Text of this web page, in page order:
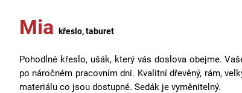
Mia křeslo, taburet
Pohodlné křeslo, ušák, který vás doslova obejme.
po náročném pracovním dni. Kvalitní dřevěný, rám,
materiálu co jsou dostupné. Sedák je vyměnitelný.
HLEDAT